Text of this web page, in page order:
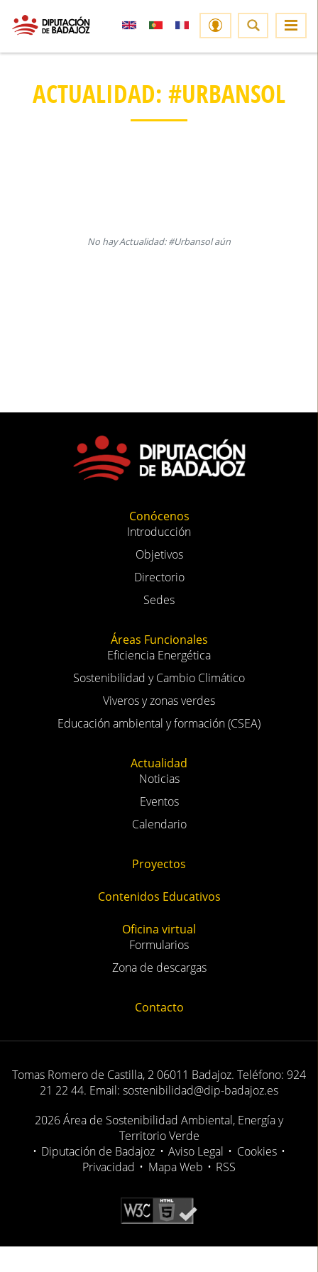
ACTUALIDAD: #URBANSOL
No hay Actualidad: #Urbansol aún
Conócenos
Introducción
Objetivos
Directorio
Sedes
Áreas Funcionales
Eficiencia Energética
Sostenibilidad y Cambio Climático
Viveros y zonas verdes
Educación ambiental y formación (CSEA)
Actualidad
Noticias
Eventos
Calendario
Proyectos
Contenidos Educativos
Oficina virtual
Formularios
Zona de descargas
Contacto
Tomas Romero de Castilla, 2 06011 Badajoz. Teléfono: 924
21 22 44. Email: sostenibilidad@dip-badajoz.es
2026 Área de Sostenibilidad Ambiental, Energía y
Territorio Verde
• Diputación de Badajoz • Aviso Legal • Cookies •
Privacidad • Mapa Web • RSS